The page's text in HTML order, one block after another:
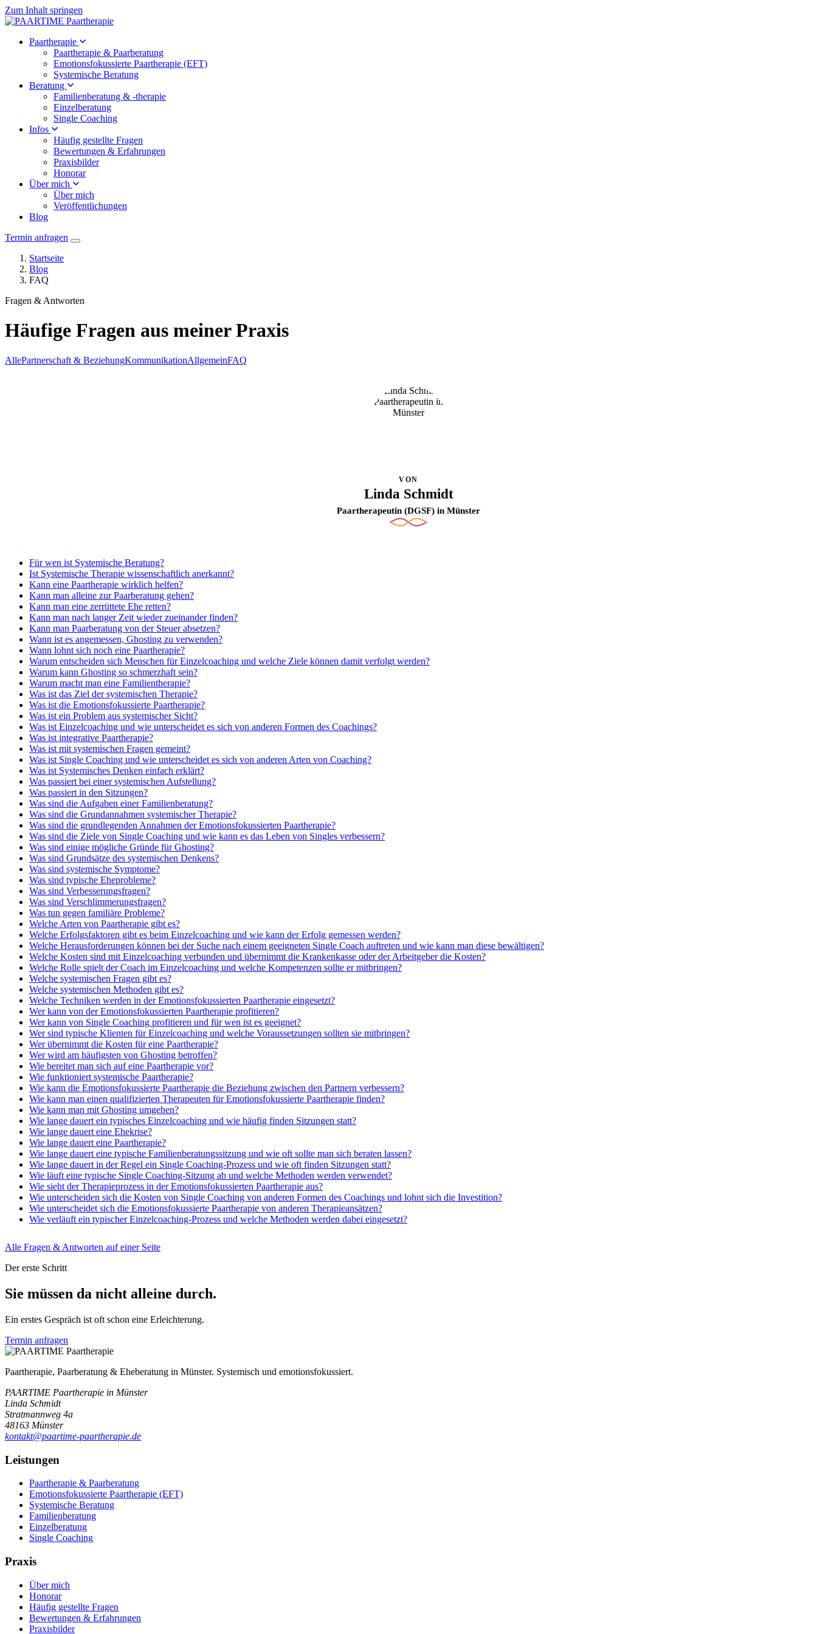
Zum Inhalt springen
Paartherapie
Paartherapie & Paarberatung
Emotionsfokussierte Paartherapie (EFT)
Systemische Beratung
Beratung
Familienberatung & -therapie
Einzelberatung
Single Coaching
Infos
Häufig gestellte Fragen
Bewertungen & Erfahrungen
Praxisbilder
Honorar
Über mich
Über mich
Veröffentlichungen
Blog
Termin anfragen
Startseite
Blog
FAQ
Fragen & Antworten
Häufige Fragen aus meiner Praxis
AllePartnerschaft & BeziehungKommunikationAllgemeinFAQ
VON
Linda Schmidt
Paartherapeutin (DGSF) in Münster
Für wen ist Systemische Beratung?
Ist Systemische Therapie wissenschaftlich anerkannt?
Kann eine Paartherapie wirklich helfen?
Kann man alleine zur Paarberatung gehen?
Kann man eine zerrüttete Ehe retten?
Kann man nach langer Zeit wieder zueinander finden?
Kann man Paarberatung von der Steuer absetzen?
Wann ist es angemessen, Ghosting zu verwenden?
Wann lohnt sich noch eine Paartherapie?
Warum entscheiden sich Menschen für Einzelcoaching und welche Ziele können damit verfolgt werden?
Warum kann Ghosting so schmerzhaft sein?
Warum macht man eine Familientherapie?
Was ist das Ziel der systemischen Therapie?
Was ist die Emotionsfokussierte Paartherapie?
Was ist ein Problem aus systemischer Sicht?
Was ist Einzelcoaching und wie unterscheidet es sich von anderen Formen des Coachings?
Was ist integrative Paartherapie?
Was ist mit systemischen Fragen gemeint?
Was ist Single Coaching und wie unterscheidet es sich von anderen Arten von Coaching?
Was ist Systemisches Denken einfach erklärt?
Was passiert bei einer systemischen Aufstellung?
Was passiert in den Sitzungen?
Was sind die Aufgaben einer Familienberatung?
Was sind die Grundannahmen systemischer Therapie?
Was sind die grundlegenden Annahmen der Emotionsfokussierten Paartherapie?
Was sind die Ziele von Single Coaching und wie kann es das Leben von Singles verbessern?
Was sind einige mögliche Gründe für Ghosting?
Was sind Grundsätze des systemischen Denkens?
Was sind systemische Symptome?
Was sind typische Eheprobleme?
Was sind Verbesserungsfragen?
Was sind Verschlimmerungsfragen?
Was tun gegen familiäre Probleme?
Welche Arten von Paartherapie gibt es?
Welche Erfolgsfaktoren gibt es beim Einzelcoaching und wie kann der Erfolg gemessen werden?
Welche Herausforderungen können bei der Suche nach einem geeigneten Single Coach auftreten und wie kann man diese bewältigen?
Welche Kosten sind mit Einzelcoaching verbunden und übernimmt die Krankenkasse oder der Arbeitgeber die Kosten?
Welche Rolle spielt der Coach im Einzelcoaching und welche Kompetenzen sollte er mitbringen?
Welche systemischen Fragen gibt es?
Welche systemischen Methoden gibt es?
Welche Techniken werden in der Emotionsfokussierten Paartherapie eingesetzt?
Wer kann von der Emotionsfokussierten Paartherapie profitieren?
Wer kann von Single Coaching profitieren und für wen ist es geeignet?
Wer sind typische Klienten für Einzelcoaching und welche Voraussetzungen sollten sie mitbringen?
Wer übernimmt die Kosten für eine Paartherapie?
Wer wird am häufigsten von Ghosting betroffen?
Wie bereitet man sich auf eine Paartherapie vor?
Wie funktioniert systemische Paartherapie?
Wie kann die Emotionsfokussierte Paartherapie die Beziehung zwischen den Partnern verbessern?
Wie kann man einen qualifizierten Therapeuten für Emotionsfokussierte Paartherapie finden?
Wie kann man mit Ghosting umgehen?
Wie lange dauert ein typisches Einzelcoaching und wie häufig finden Sitzungen statt?
Wie lange dauert eine Ehekrise?
Wie lange dauert eine Paartherapie?
Wie lange dauert eine typische Familienberatungssitzung und wie oft sollte man sich beraten lassen?
Wie lange dauert in der Regel ein Single Coaching-Prozess und wie oft finden Sitzungen statt?
Wie läuft eine typische Single Coaching-Sitzung ab und welche Methoden werden verwendet?
Wie sieht der Therapieprozess in der Emotionsfokussierten Paartherapie aus?
Wie unterscheiden sich die Kosten von Single Coaching von anderen Formen des Coachings und lohnt sich die Investition?
Wie unterscheidet sich die Emotionsfokussierte Paartherapie von anderen Therapieansätzen?
Wie verläuft ein typischer Einzelcoaching-Prozess und welche Methoden werden dabei eingesetzt?
Alle Fragen & Antworten auf einer Seite
Der erste Schritt
Sie müssen da nicht alleine durch.
Ein erstes Gespräch ist oft schon eine Erleichterung.
Termin anfragen
Paartherapie, Paarberatung & Eheberatung in Münster. Systemisch und emotionsfokussiert.
PAARTIME Paartherapie in Münster
Linda Schmidt
Stratmannweg 4a
48163 Münster
kontakt@paartime-paartherapie.de
Leistungen
Paartherapie & Paarberatung
Emotionsfokussierte Paartherapie (EFT)
Systemische Beratung
Familienberatung
Einzelberatung
Single Coaching
Praxis
Über mich
Honorar
Häufig gestellte Fragen
Bewertungen & Erfahrungen
Praxisbilder